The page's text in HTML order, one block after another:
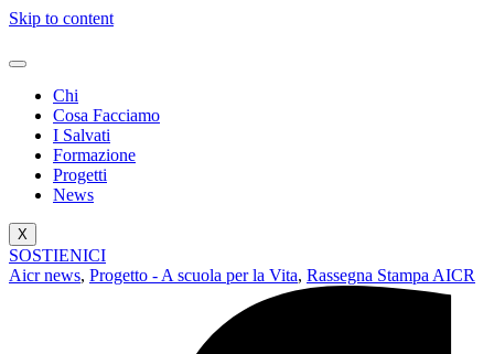
Skip to content
Chi
Cosa Facciamo
I Salvati
Formazione
Progetti
News
X
SOSTIENICI
Aicr news, Progetto - A scuola per la Vita, Rassegna Stampa AICR